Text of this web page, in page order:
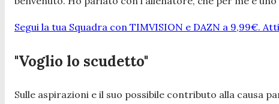
Segui la tua Squadra con TIMVISION e DAZN a 9,99€.
"Voglio lo scudetto"
Sulle aspirazioni e il suo possibile contributo alla causa